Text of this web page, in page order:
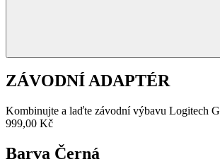
ZÁVODNÍ ADAPTÉR
Kombinujte a laďte závodní výbavu Logitech G
999,00 Kč
Barva Černá